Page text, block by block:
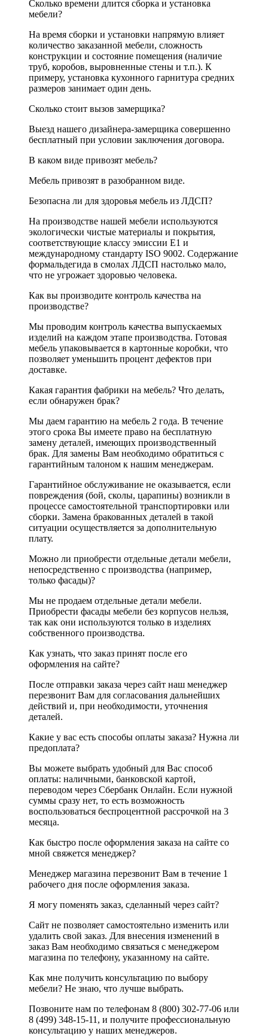
Сколько времени длится сборка и установка
мебели?
На время сборки и установки напрямую влияет
количество заказанной мебели, сложность
конструкции и состояние помещения (наличие
труб, коробов, выровненные стены и т.п.). К
примеру, установка кухонного гарнитура средних
размеров занимает один день.
Сколько стоит вызов замерщика?
Выезд нашего дизайнера-замерщика совершенно
бесплатный при условии заключения договора.
В каком виде привозят мебель?
Мебель привозят в разобранном виде.
Безопасна ли для здоровья мебель из ЛДСП?
На производстве нашей мебели используются
экологически чистые материалы и покрытия,
соответствующие классу эмиссии Е1 и
международному стандарту ISO 9002. Содержание
формальдегида в смолах ЛДСП настолько мало,
что не угрожает здоровью человека.
Как вы производите контроль качества на
производстве?
Мы проводим контроль качества выпускаемых
изделий на каждом этапе производства. Готовая
мебель упаковывается в картонные коробки, что
позволяет уменьшить процент дефектов при
доставке.
Какая гарантия фабрики на мебель? Что делать,
если обнаружен брак?
Мы даем гарантию на мебель 2 года. В течение
этого срока Вы имеете право на бесплатную
замену деталей, имеющих производственный
брак. Для замены Вам необходимо обратиться с
гарантийным талоном к нашим менеджерам.
Гарантийное обслуживание не оказывается, если
повреждения (бой, сколы, царапины) возникли в
процессе самостоятельной транспортировки или
сборки. Замена бракованных деталей в такой
ситуации осуществляется за дополнительную
плату.
Можно ли приобрести отдельные детали мебели,
непосредственно с производства (например,
только фасады)?
Мы не продаем отдельные детали мебели.
Приобрести фасады мебели без корпусов нельзя,
так как они используются только в изделиях
собственного производства.
Как узнать, что заказ принят после его
оформления на сайте?
После отправки заказа через сайт наш менеджер
перезвонит Вам для согласования дальнейших
действий и, при необходимости, уточнения
деталей.
Какие у вас есть способы оплаты заказа? Нужна ли
предоплата?
Вы можете выбрать удобный для Вас способ
оплаты: наличными, банковской картой,
переводом через Сбербанк Онлайн. Если нужной
суммы сразу нет, то есть возможность
воспользоваться беспроцентной рассрочкой на 3
месяца.
Как быстро после оформления заказа на сайте со
мной свяжется менеджер?
Менеджер магазина перезвонит Вам в течение 1
рабочего дня после оформления заказа.
Я могу поменять заказ, сделанный через сайт?
Сайт не позволяет самостоятельно изменить или
удалить свой заказ. Для внесения изменений в
заказ Вам необходимо связаться с менеджером
магазина по телефону, указанному на сайте.
Как мне получить консультацию по выбору
мебели? Не знаю, что лучше выбрать.
Позвоните нам по телефонам 8 (800) 302-77-06 или
8 (499) 348-15-11, и получите профессиональную
консультацию у наших менеджеров.